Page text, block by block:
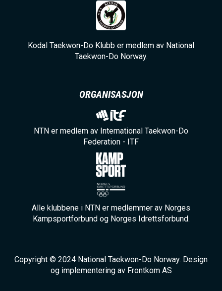
Kodal Taekwon-Do Klubb er medlem av National
Taekwon-Do Norway.
ORGANISASJON
NTN er medlem av International Taekwon-Do
Federation - ITF
Alle klubbene i NTN er medlemmer av Norges
Kampsportforbund og Norges Idrettsforbund.
Copyright © 2024 National Taekwon-Do Norway. Design
og implementering av Frontkom AS